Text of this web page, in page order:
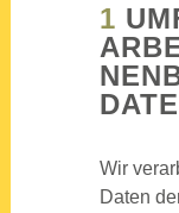
1
Wir
Daten